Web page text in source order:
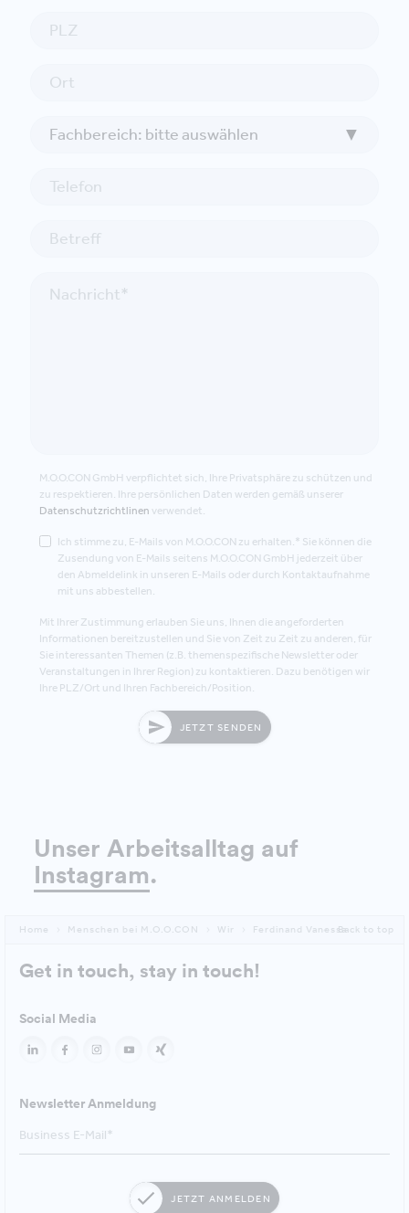
M.O.O.CON GmbH verpflichtet sich, Ihre Privatsphäre zu schützen und
zu respektieren. Ihre persönlichen Daten werden gemäß unserer
Datenschutzrichtlinen verwendet.
Ich stimme zu, E-Mails von M.O.O.CON zu erhalten.* Sie können die
Zusendung von E-Mails seitens M.O.O.CON GmbH jederzeit über
den Abmeldelink in unseren E-Mails oder durch Kontaktaufnahme
mit uns abbestellen.
Mit Ihrer Zustimmung erlauben Sie uns, Ihnen die angeforderten
Informationen bereitzustellen und Sie von Zeit zu Zeit zu anderen, für
Sie interessanten Themen (z.B. themenspezifische Newsletter oder
Veranstaltungen in Ihrer Region) zu kontaktieren. Dazu benötigen wir
Ihre PLZ/Ort und Ihren Fachbereich/Position.
JETZT SENDEN
Unser Arbeitsalltag auf
Instagram.
Home Menschen bei M.O.O.CON Wir Ferdinand VanessaBack to top
Get in touch, stay in touch!
Social Media
Newsletter Anmeldung
JETZT ANMELDEN